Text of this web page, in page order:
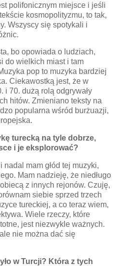
polifonicznym miejsce i jeśli
kosmopolityzmu, to tak,
Wszyscy się spotykali i
bo opowiada o ludziach,
do wielkich miast i tam
pop to muzyka bardziej
Ciekawostką jest, że w
i 70. dużą rolą odgrywały
hitów. Zmieniano teksty na
popularna wśród burżuazji,
turecką na tyle dobrze,
i je eksplorować?
mam głód tej muzyki,
Mam nadzieję, że niedługo
z innych rejonów. Czuję,
siebie sprzed trzech
tureckiej, a co teraz wiem,
Wiele rzeczy, które
jest niezwykle ważnych.
nie można dać się
w Turcji? Która z tych